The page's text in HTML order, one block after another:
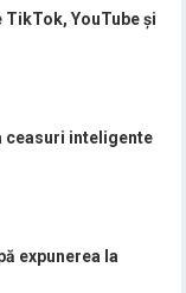
YouTube și
ceasuri inteligente
expunerea la